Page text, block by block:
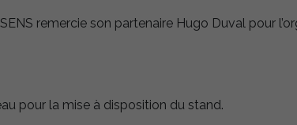
remercie son partenaire Hugo Duval pour
pour la mise à disposition du stand.